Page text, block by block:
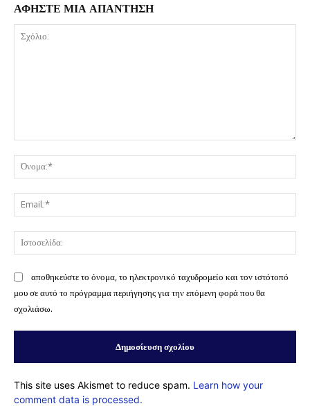
ΑΦΗΣΤΕ ΜΙΑ ΑΠΑΝΤΗΣΗ
αποθηκεύστε το όνομα, το ηλεκτρονικό ταχυδρομείο και τον ιστότοπό
μου σε αυτό το πρόγραμμα περιήγησης για την επόμενη φορά που θα
σχολιάσω.
This site uses Akismet to reduce spam. Learn how your
comment data is processed.